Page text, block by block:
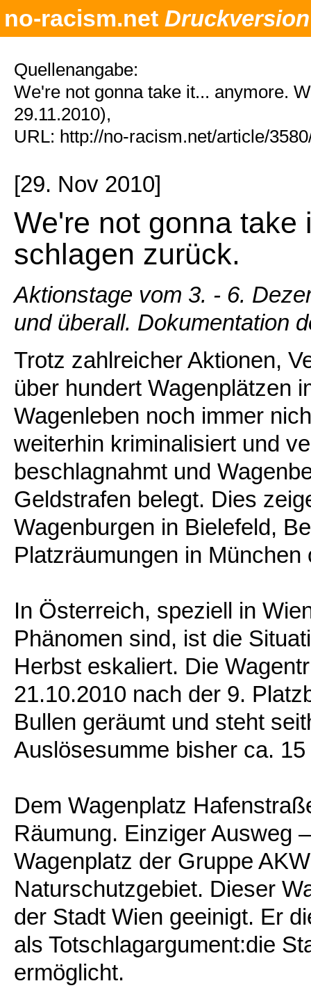
no-racism.net Druckversion
Quellenangabe:
We're not gonna take it... anymore.
29.11.2010),
URL: http://no-racism.net/article/
[29. Nov 2010]
We're not gonna take
schlagen zurück.
Aktionstage vom 3. - 6.
und überall. Dokumentation
Trotz zahlreicher Aktionen,
über hundert Wagenplätzen
Wagenleben noch immer
weiterhin kriminalisiert und
beschlagnahmt und
Geldstrafen belegt. Dies
Wagenburgen in Bielefeld,
Platzräumungen in München
In Österreich, speziell in
Phänomen sind, ist die
Herbst eskaliert. Die
21.10.2010 nach der 9.
Bullen geräumt und steht
Auslösesumme bisher ca.
Dem Wagenplatz
Räumung. Einziger Ausweg
Wagenplatz der Gruppe
Naturschutzgebiet. Dieser
der Stadt Wien geeinigt. Er
als Totschlagargument:die
ermöglicht.